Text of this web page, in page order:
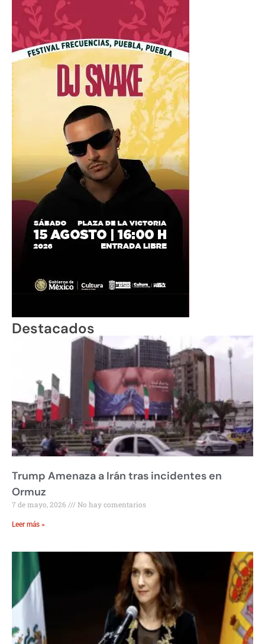
Destacados
Trump Amenaza a Irán tras incidentes en
Ormuz
7 de mayo, 2026 No hay comentarios
Leer más »